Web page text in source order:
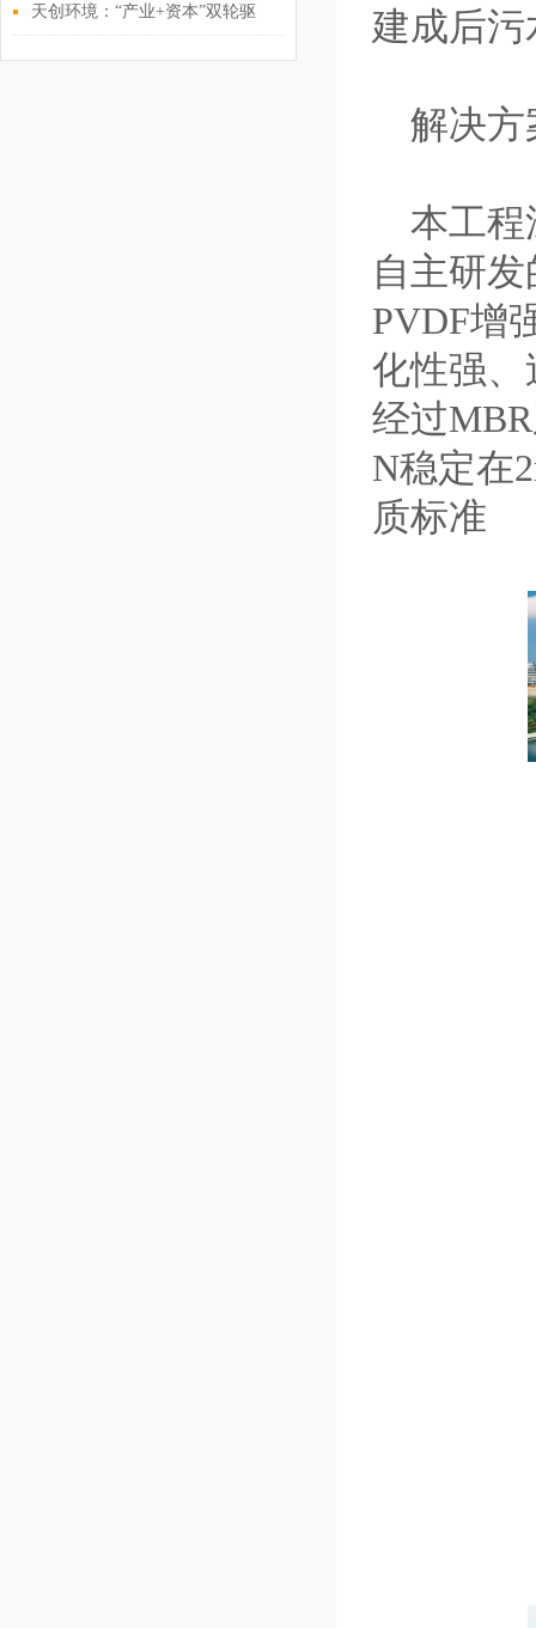
境全产业链布局环博会
天创环境：“产业+资本”双轮驱
动 “膜”力加速释放
建成后
解决方
本工程
自主研
PVDF增
化性强
经过
N稳定在
质标准